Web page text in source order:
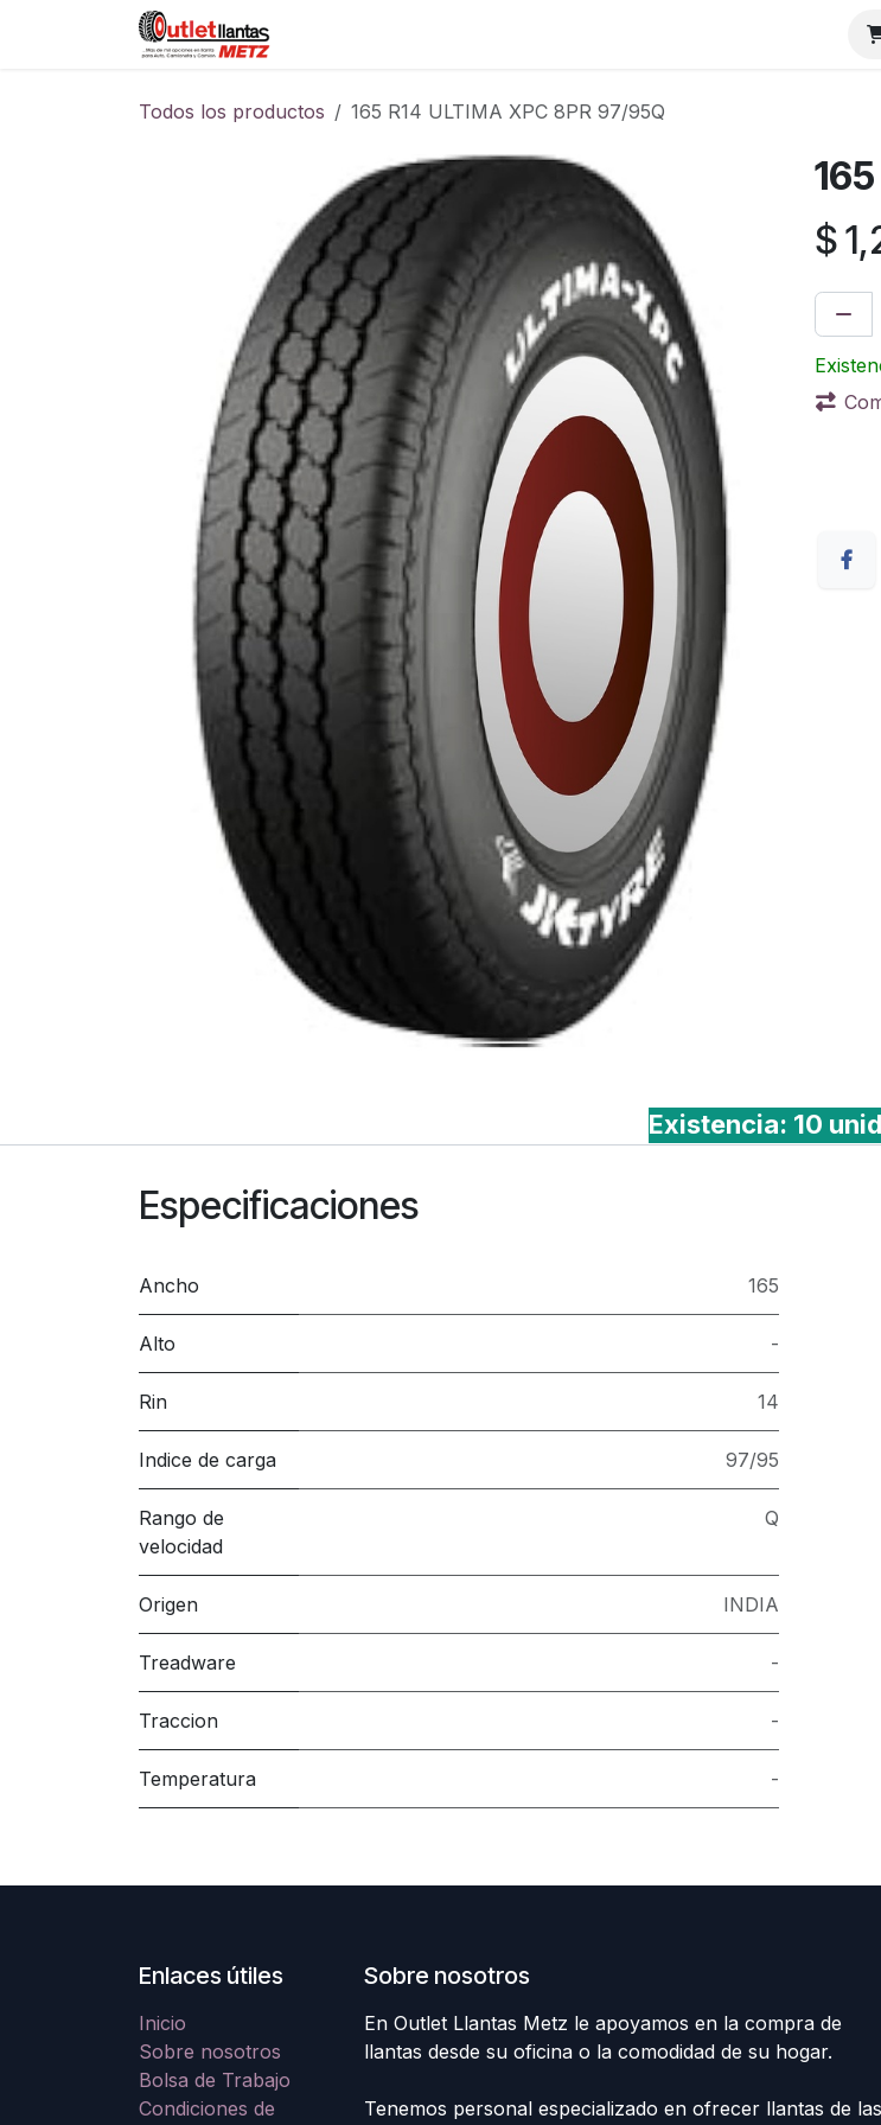
Todos los productos 165 R14 ULTIMA XPC 8PR 97/95Q
$
Existencia: 10
Especificaciones
Ancho 165
Alto -
Rin 14
Indice de carga 97/95
Rango de
velocidad
Q
Origen INDIA
Treadware -
Traccion -
Temperatura -
Enlaces útiles
Inicio
Sobre nosotros
Bolsa de Trabajo
Condiciones de
Sobre nosotros
En Outlet Llantas Metz le apoyamos en la compra de
llantas desde su oficina o la comodidad de su hogar.
Tenemos personal especializado en ofrecer llantas de las